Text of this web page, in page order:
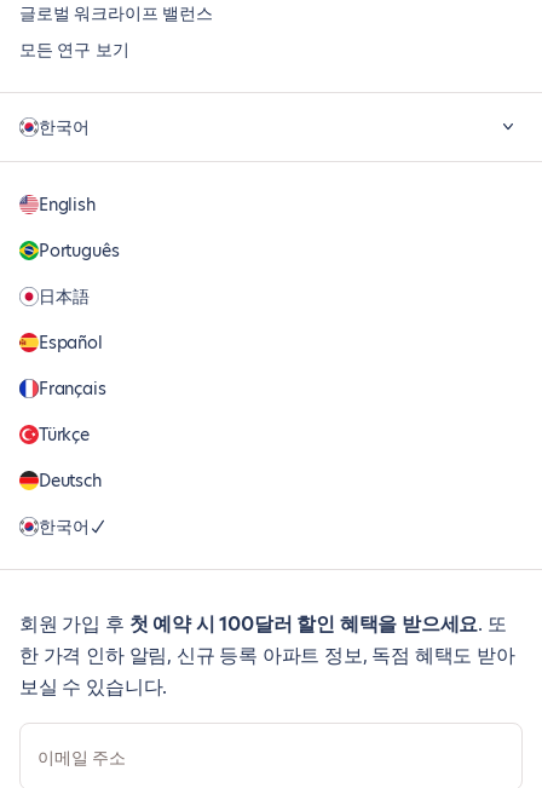
글로벌 워크라이프 밸런스
모든 연구 보기
한국어
English
Português
日本語
Español
Français
Türkçe
Deutsch
한국어
회원 가입 후 첫 예약 시 100달러 할인 혜택을 받으세요. 또
한 가격 인하 알림, 신규 등록 아파트 정보, 독점 혜택도 받아
보실 수 있습니다.
이메일 주소